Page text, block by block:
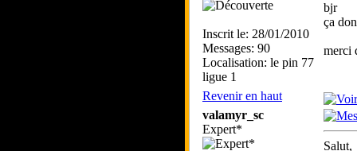
Inscrit le: 28/01/2010
Messages: 90
Localisation: le pin 77
ligue 1
bjr
ça
merci
Revenir en haut
valamyr_sc
Expert*
Salut,